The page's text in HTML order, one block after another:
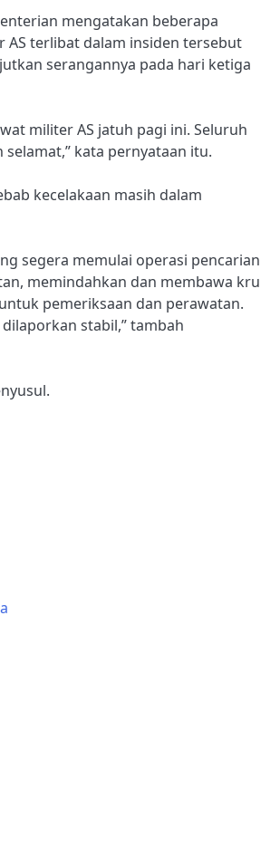
mengatakan beberapa
AS terlibat dalam insiden tersebut
serangannya pada hari ketiga
militer AS jatuh pagi ini. Seluruh
kata pernyataan itu.
kecelakaan masih dalam
segera memulai operasi pencarian
memindahkan dan membawa kru
pemeriksaan dan perawatan.
stabil,” tambah